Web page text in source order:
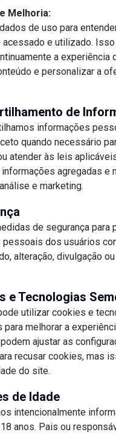
Melhoria:
de uso para
e utilizado. Isso
a experiência
e personalizar a
de
informações
quando necessário
atender às leis
agregadas e
e marketing.
de segurança para
pessoais dos usuários
alteração, divulgação
e Tecnologias
utilizar cookies e
para melhorar a
ajustar as
recusar cookies, mas
do site.
de Idade
intencionalmente
anos. Pais ou